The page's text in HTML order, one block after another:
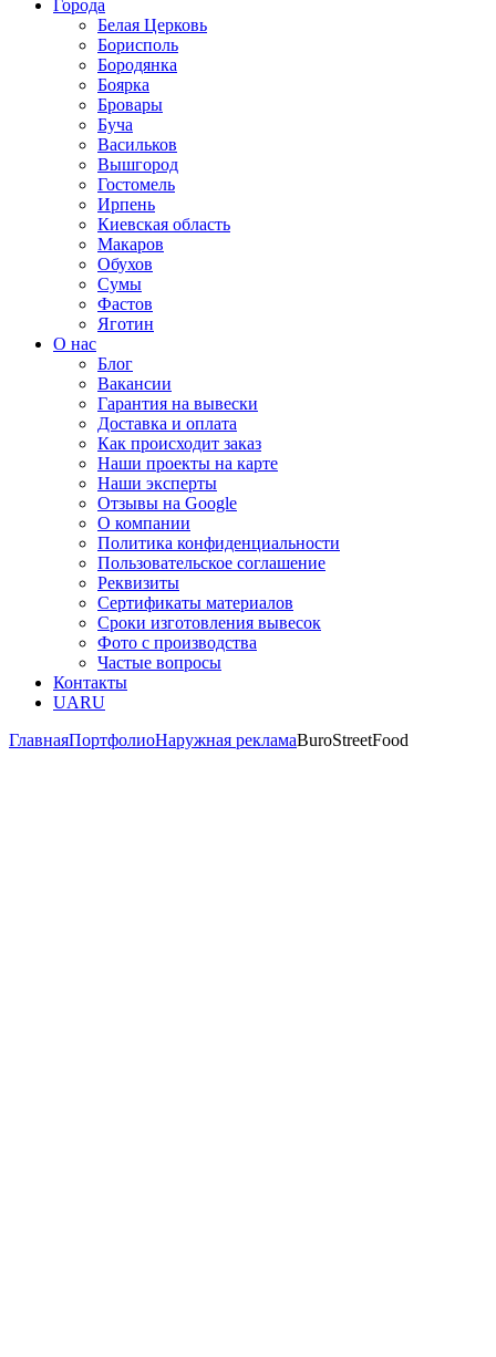
Города
Белая Церковь
Борисполь
Бородянка
Боярка
Бровары
Буча
Васильков
Вышгород
Гостомель
Ирпень
Киевская область
Макаров
Обухов
Сумы
Фастов
Яготин
О нас
Блог
Вакансии
Гарантия на вывески
Доставка и оплата
Как происходит заказ
Наши проекты на карте
Наши эксперты
Отзывы на Google
О компании
Политика конфиденциальности
Пользовательское соглашение
Реквизиты
Сертификаты материалов
Сроки изготовления вывесок
Фото с производства
Частые вопросы
Контакты
UARU
ГлавнаяПортфолиоНаружная рекламаBuroStreetFood